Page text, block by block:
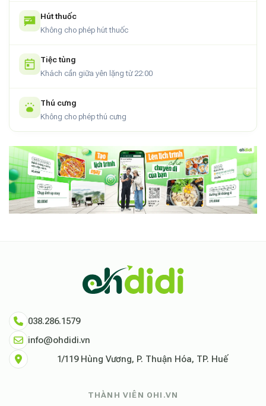
chân hoàn hảo.
Hút thuốc
Không cho phép hút thuốc
Tiệc tùng
Khách cần giữa yên lặng từ 22:00
Thú cưng
Không cho phép thú cưng
038.286.1579
info@ohdidi.vn
1/119 Hùng Vương, P. Thuận Hóa, TP. Huế
THÀNH VIÊN OHI.VN